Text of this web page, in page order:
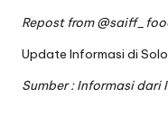
Repost from
Update Informasi di
Sumber : Informasi dari